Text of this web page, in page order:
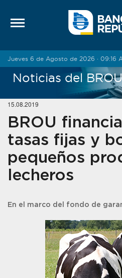
Jueves 6 de Agosto de 2026 · 09:16
Noticias del BROU
15.08.2019
BROU
tasas fijas y
pequeños
lecheros
En el marco del fondo de